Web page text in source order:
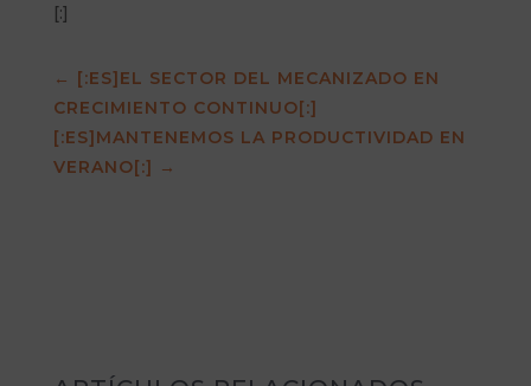
[:]
← [:ES]EL SECTOR DEL MECANIZADO EN
CRECIMIENTO CONTINUO[:]
[:ES]MANTENEMOS LA PRODUCTIVIDAD EN
VERANO[:] →